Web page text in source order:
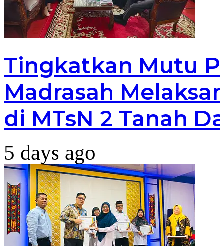
Tingkatkan Mutu
Madrasah
di MTsN 2 Tanah
5 days ago